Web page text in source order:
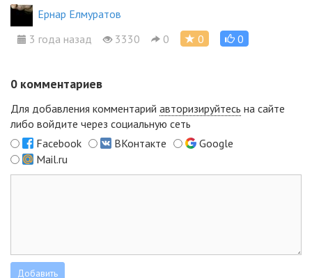
Ернар Елмуратов
3 года назад
3330 0 0 0
0 комментариев
Для добавления комментарий авторизируйтесь на сайте
либо войдите через социальную сеть
Facebook
ВКонтакте
Google
Mail.ru